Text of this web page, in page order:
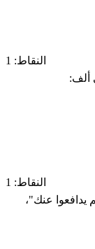
النقاط: 1
ألف:
النقاط: 1
يدافعوا عنك"،